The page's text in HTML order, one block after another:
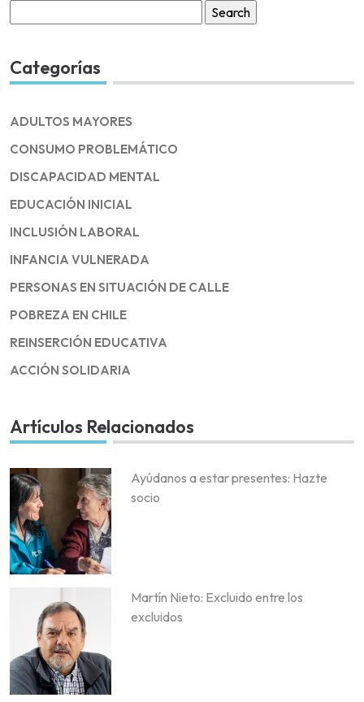
for:
Categorías
ADULTOS MAYORES
CONSUMO PROBLEMÁTICO
DISCAPACIDAD MENTAL
EDUCACIÓN INICIAL
INCLUSIÓN LABORAL
INFANCIA VULNERADA
PERSONAS EN SITUACIÓN DE CALLE
POBREZA EN CHILE
REINSERCIÓN EDUCATIVA
ACCIÓN SOLIDARIA
Artículos Relacionados
Ayúdanos a estar presentes: Hazte
socio
Martín Nieto: Excluido entre los
excluidos